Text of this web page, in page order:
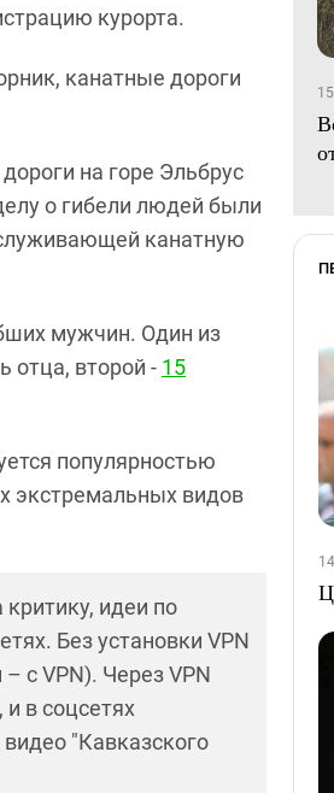
курорта.
канатные дороги
на горе Эльбрус
о гибели людей были
канатную
мужчин. Один из
отца, второй - 15
популярностью
экстремальных видов
идеи по
Без установки VPN
с VPN). Через VPN
в соцсетях
"Кавказского